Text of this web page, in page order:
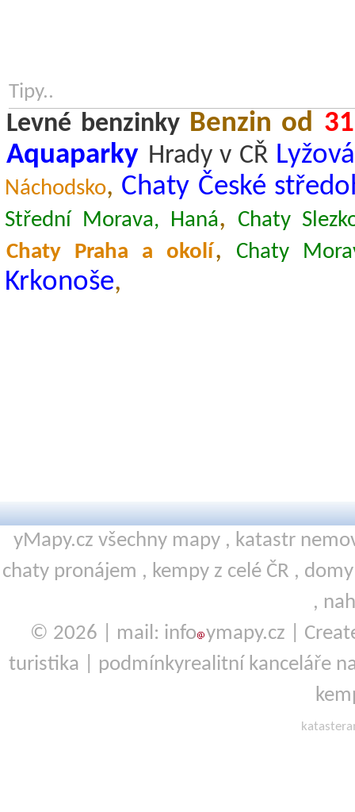
Tipy..
Levné benzinkyBenzin od
Aquaparky Hrady v CŘ
Náchodsko, Chaty České
Střední Morava, Haná,
Chaty
Chaty Praha a okolí, Chaty
Krkonoše,
yMapy.cz všechny mapy , katastr
chaty pronájem , kempyz celé ČR ,
,
© 2026 | mail: info ymapy.cz |
turistika
podmínkyrealitní kanceláře